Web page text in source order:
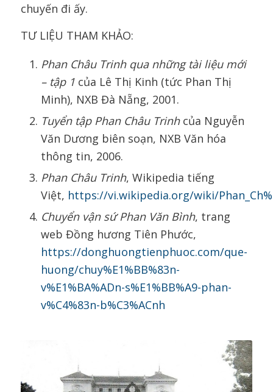
chuyến đi ấy.
TƯ LIỆU THAM KHẢO:
Phan Châu Trinh qua những tài liệu mới
– tập 1của Lê Thị Kinh (tức Phan Thị
Minh), NXB Đà Nẵng, 2001.
Tuyển tập Phan Châu Trinhcủa Nguyễn
Văn Dương biên soạn, NXB Văn hóa
thông tin, 2006.
Phan Châu Trinh, Wikipedia tiếng
Việt, https://vi.wikipedia.org/wiki/
Chuyển vận sứ Phan Văn Bình, trang
web Đồng hương Tiên Phước,
https://donghuongtienphuoc.com/que-
huong/chuy%E1%BB%83n-
v%E1%BA%ADn-s%E1%BB%A9-phan-
v%C4%83n-b%C3%ACnh